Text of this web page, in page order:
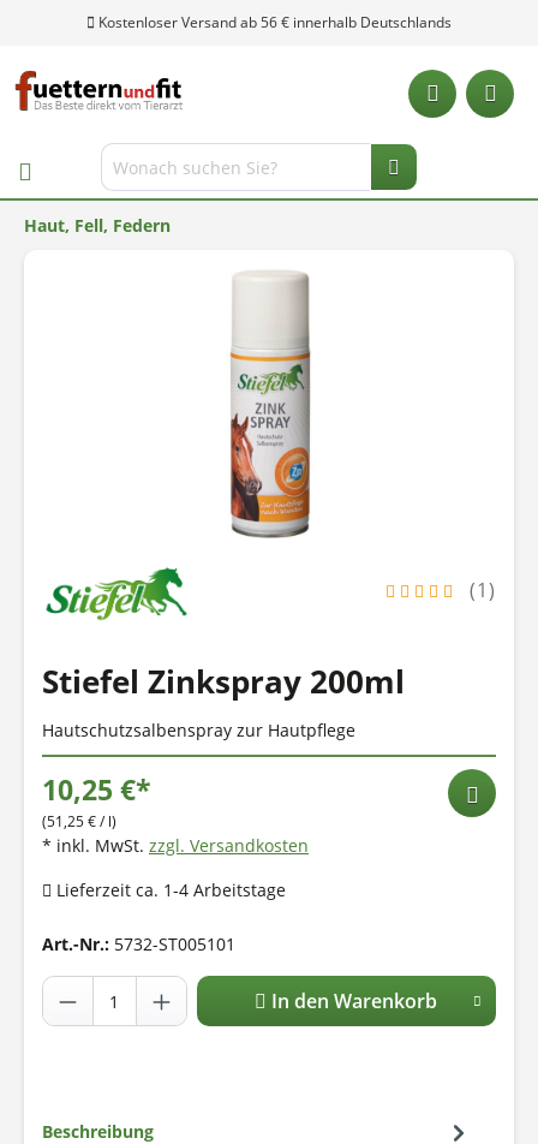
Kostenloser Versand ab 56 € innerhalb Deutschlands
Haut, Fell, Federn
(1)
Stiefel Zinkspray 200ml
Hautschutzsalbenspray zur Hautpflege
10,25 €*
(51,25 € / l)
* inkl. MwSt. zzgl. Versandkosten
Lieferzeit ca. 1-4 Arbeitstage
Art.-Nr.: 5732-ST005101
In den Warenkorb
Beschreibung